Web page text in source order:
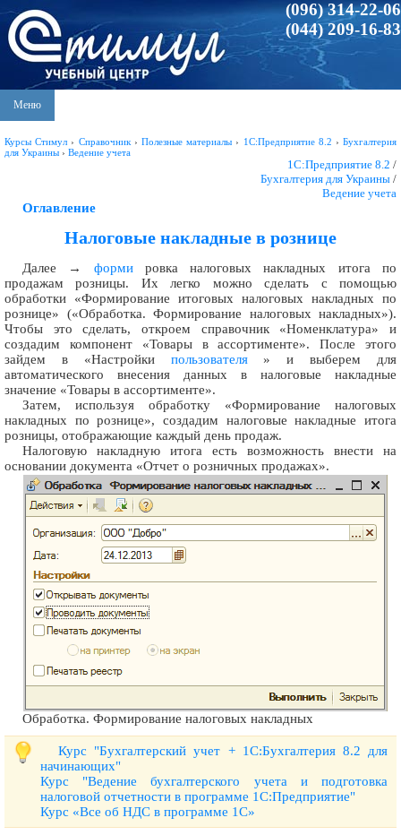
(096) 314-22-06
(044) 209-16-83
Меню
Курсы Стимул › Справочник› Полезные материалы › 1С:Предприятие 8.2 ›Бухгалтерия
для Украины › Ведение учета
1С:Предприятие 8.2 /
Бухгалтерия для Украины /
Ведение учета
Оглавление
Налоговые накладные в рознице
Далее → формировка налоговых накладных итога по
продажам розницы. Их легко можно сделать с помощью
обработки «Формирование итоговых налоговых накладных по
рознице» («Обработка. Формирование налоговых накладных»).
Чтобы это сделать, откроем справочник «Номенклатура» и
создадим компонент «Товары в ассортименте». После этого
зайдем в «Настройки пользователя» и выберем для
автоматического внесения данных в налоговые накладные
значение «Товары в ассортименте».
Затем, используя обработку «Формирование налоговых
накладных по рознице», создадим налоговые накладные итога
розницы, отображающие каждый день продаж.
Налоговую накладную итога есть возможность внести на
основании документа «Отчет о розничных продажах».
Обработка. Формирование налоговых накладных
Курс "Бухгалтерский учет + 1С:Бухгалтерия 8.2 для
начинающих"
Курс "Ведение бухгалтерского учета и подготовка
налоговой отчетности в программе 1С:Предприятие"
Курс «Все об НДС в программе 1С»